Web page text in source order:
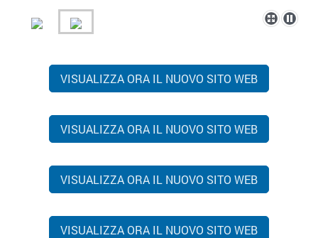
VISUALIZZA ORA IL NUOVO SITO WEB
VISUALIZZA ORA IL NUOVO SITO WEB
VISUALIZZA ORA IL NUOVO SITO WEB
VISUALIZZA ORA IL NUOVO SITO WEB